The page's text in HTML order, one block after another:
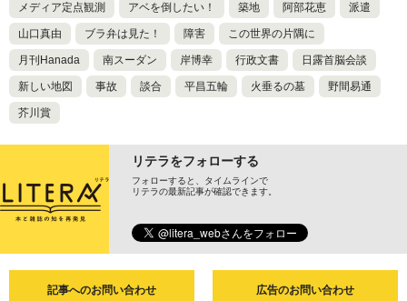
メディア定点観測 アベを倒したい！ 築地 阿部花恵 派遣
山口真由 ブラ弁は見た！ 障害 この世界の片隅に
月刊Hanada 南スーダン 岸博幸 行政文書 日露首脳会談
新しい地図 事故 談合 平昌五輪 火垂るの墓 野間易通
芥川賞
リテラをフォローする
フォローすると、タイムラインで
リテラの最新記事が確認できます。
記事へのお問い合わせ 広告のお問い合わせ